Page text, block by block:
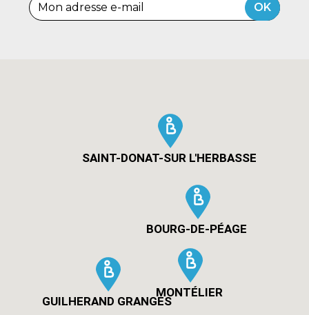
OK
SAINT-DONAT-SUR L'HERBASSE
MONTÉLIER
GUILHERAND GRANGES
BOURG-DE-PÉAGE